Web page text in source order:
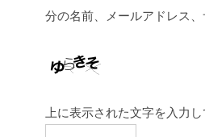
分の名前、メールアドレス、
上に表示された文字を入力し